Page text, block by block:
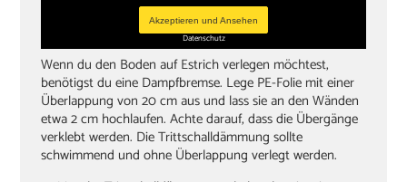
Akzeptieren und Ansehen
Datenschutz
Wenn du den Boden auf Estrich verlegen möchtest,
benötigst du eine Dampfbremse. Lege PE-Folie mit einer
Überlappung von 20 cm aus und lass sie an den Wänden
etwa 2 cm hochlaufen. Achte darauf, dass die Übergänge
verklebt werden. Die Trittschalldämmung sollte
schwimmend und ohne Überlappung verlegt werden.